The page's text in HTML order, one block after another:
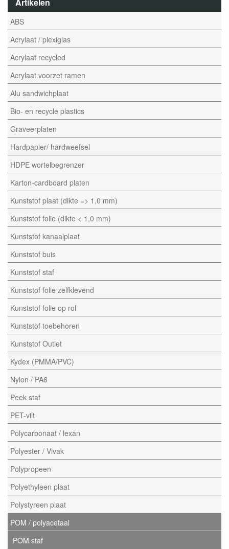
ABS
Acrylaat / plexiglas
Acrylaat recycled
Acrylaat voorzet ramen
Alu sandwichplaat
Bio- en recycle plastics
Graveerplaten
Hardpapier/ hardweefsel
HDPE wortelbegrenzer
Karton-cardboard platen
Kunststof plaat (dikte => 1,0 mm)
Kunststof folie (dikte < 1,0 mm)
Kunststof kanaalplaat
Kunststof buis
Kunststof staf
Kunststof folie zelfklevend
Kunststof folie op rol
Kunststof toebehoren
Kunststof Outlet
Kydex (PMMA/PVC)
Nylon / PA6
Peek staf
PET-vilt
Polycarbonaat / lexan
Polyester / Vivak
Polypropeen
Polyethyleen plaat
Polystyreen plaat
POM / polyacetaal
POM staf